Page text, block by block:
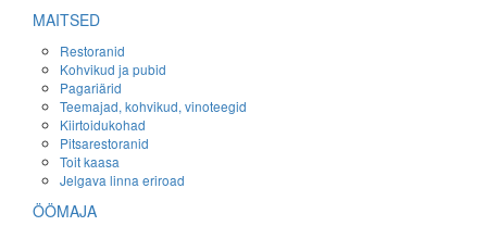
MAITSED
Restoranid
Kohvikud ja pubid
Pagariärid
Teemajad, kohvikud, vinoteegid
Kiirtoidukohad
Pitsarestoranid
Toit kaasa
Jelgava linna eriroad
ÖÖMAJA